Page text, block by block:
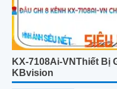
KX-7108Ai-VNThiết Bị
KBvision